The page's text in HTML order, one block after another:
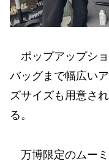
ポップアップシ
バッグまで幅広い
ズサイズも用意さ
る。
万博限定のムー